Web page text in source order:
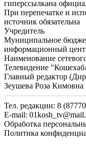
гиперссылкана
При перепечатке и
источник обязательна
Учредитель
Муниципальное
информационный
Наименование
Телевидение
Главный редактор
Зеушева Роза Кимовна
Тел. редакции: 8
E-mail:
Обработка
Политика